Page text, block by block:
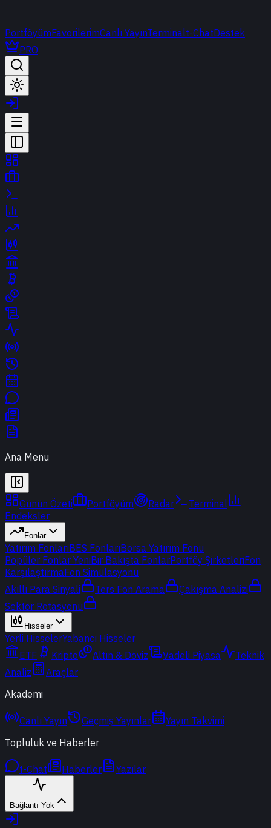
PortföyümFavorilerimCanlı YayınTerminalt-ChatDestek
PRO
Ana Menu
Günün Özeti Portföyüm Radar
Terminal
Endeksler
Fonlar
Yatırım FonlarıBES FonlarıBorsa Yatırım Fonu
Popüler Fonlar YeniBir Bakışta FonlarPortföy ŞirketleriFon
KarşılaştırmaFon Simülasyonu
Akıllı Para Sinyali
Ters Fon Arama
Çakışma Analizi
Sektör Rotasyonu
Hisseler
Yerli HisselerYabancı Hisseler
ETF
Kripto Altın & Döviz Vadeli Piyasa
Teknik
Analiz
Araçlar
Akademi
Canlı Yayın Geçmiş Yayınlar
Yayın Takvimi
Topluluk ve Haberler
t-Chat Haberler Yazılar
Bağlantı Yok